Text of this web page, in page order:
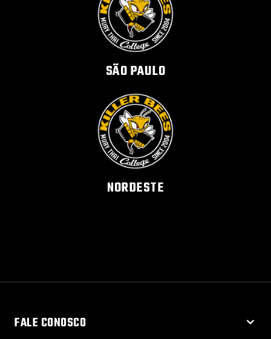
SÃO PAULO
NORDESTE
FALE CONOSCO